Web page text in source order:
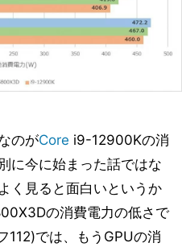
のがCore i9-12900Kの消
に今に始まった話ではな
く見ると面白いというか
の消費電力の低さで
112)では、もうGPUの消